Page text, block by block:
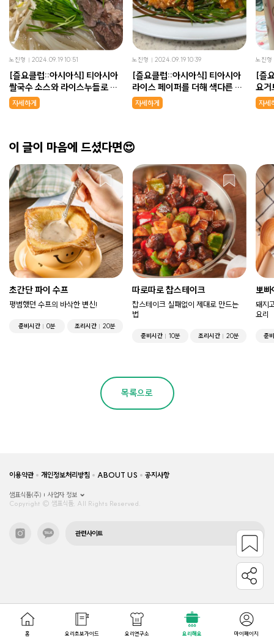
홈 요리초보가이드 요리연구소 요리해요 마이페이지
노진형 2024.09.19 10:51
[즐요클럽::아시아식] 티아시아
쌀국수 소스와 라이스누들로 손
쉽게 완성하는 고기폭탄 쌀국수
자세하게
노진형 2024.09.19 10:39
[즐요클럽::아시아식] 티아시아
라이스 페이퍼를 더해 색다른 부
추무침
자세하게
노진형
[즐
요거
하는
자세
이 글이 마음에 드셨다면😍
초간단 파이 수프
평범했던 수프의 바삭한 변신!
준비시간 0분 조리시간 20분
따로따로 찹스테이크
찹스테이크 실패없이 제대로 만드는
법
준비시간 10분 조리시간 20분
뽀빠
돼지
요리
준
목록으로
이용약관 개인정보처리방침 ABOUT US 공지사항
샘표식품(주)
사업자 정보
Copyright © 샘표식품, All Rights Reserved.
관련사이트